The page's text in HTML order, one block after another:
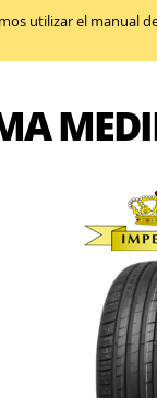
utilizar el manual